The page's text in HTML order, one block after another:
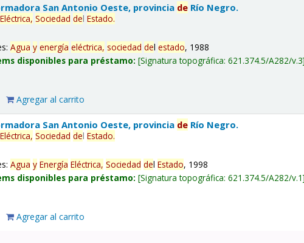
San Antonio Oeste, provincia de Río Negro.
Eléctrica, Sociedad delEstado.
Agua y energía eléctrica, sociedad delestado, 1988
disponibles para préstamo: Signatura topográfica:621.374.5/A282/v.3
Agregar al carrito
San Antonio Oeste, provincia de Río Negro.
Eléctrica, Sociedad delEstado.
Agua y Energía Eléctrica, Sociedad delEstado, 1998
disponibles para préstamo: Signatura topográfica:621.374.5/A282/v.1
Agregar al carrito